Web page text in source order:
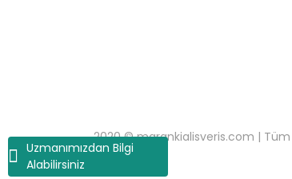
Uzmanımızdan Bilgi
Alabilirsiniz
2020 © marankialisveris.com | Tüm